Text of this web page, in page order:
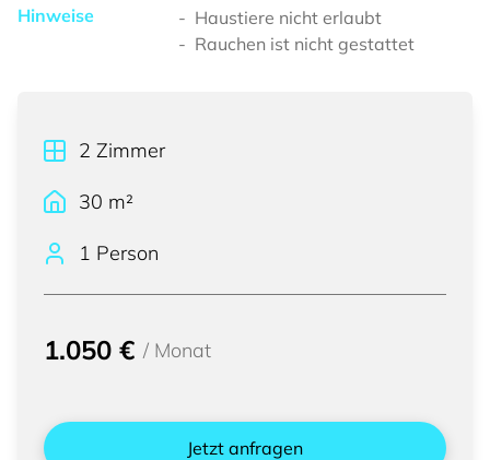
Hinweise
Haustiere nicht erlaubt
Rauchen ist nicht gestattet
2 Zimmer
30 m²
1 Person
1.050 € / Monat
Jetzt anfragen